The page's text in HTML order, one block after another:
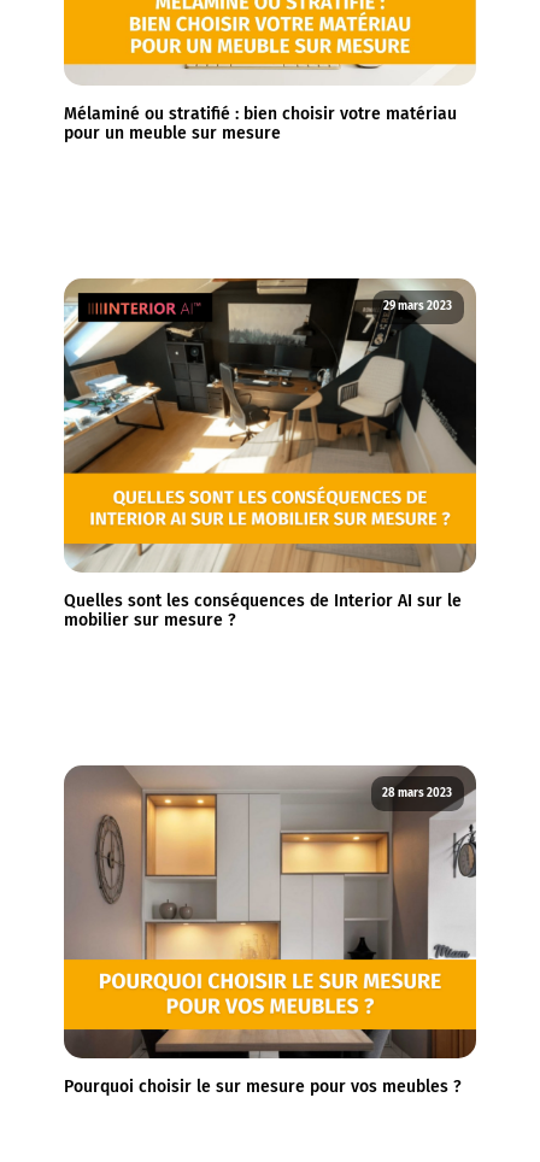
Mélaminé ou stratifié : bien choisir votre matériau
pour un meuble sur mesure
29 mars 2023
Quelles sont les conséquences de Interior AI sur le
mobilier sur mesure ?
28 mars 2023
Pourquoi choisir le sur mesure pour vos meubles ?